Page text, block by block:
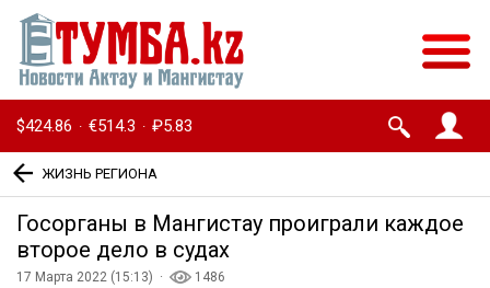
$424.86 · €514.3 · ₽5.83
ЖИЗНЬ РЕГИОНА
Госорганы в Мангистау проиграли каждое
второе дело в судах
17 Марта 2022 (15:13) ·
1486